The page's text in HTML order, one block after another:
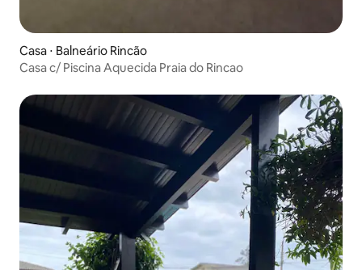
Casa ⋅ Balneário Rincão
Casa c/ Piscina Aquecida Praia do Rincao